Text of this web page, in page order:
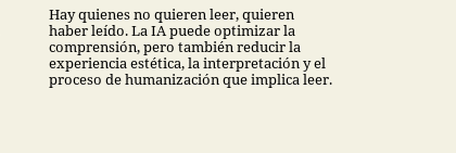
Hay quienes no quieren leer, quieren
haber leído. La IA puede optimizar la
comprensión, pero también reducir la
experiencia estética, la interpretación y el
proceso de humanización que implica leer.